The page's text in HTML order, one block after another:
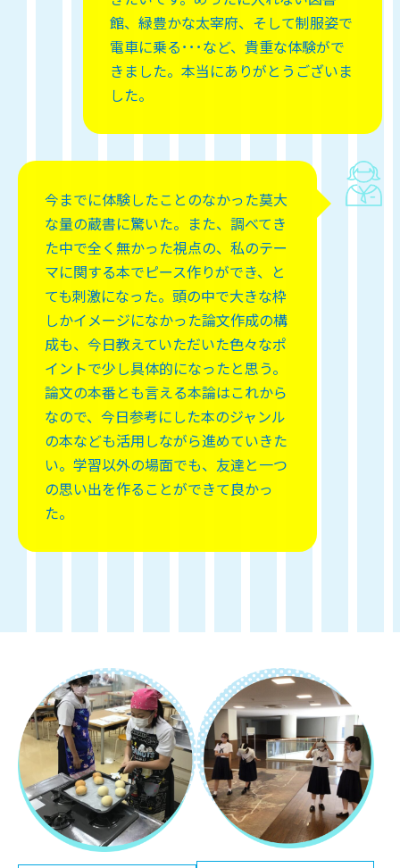
館、緑豊かな太宰府、そして制服姿で
電車に乗る･･･など、貴重な体験がで
きました。本当にありがとうございま
した。
今までに体験したことのなかった莫大
な量の蔵書に驚いた。また、調べてき
た中で全く無かった視点の、私のテー
マに関する本でピース作りができ、と
ても刺激になった。頭の中で大きな枠
しかイメージになかった論文作成の構
成も、今日教えていただいた色々なポ
イントで少し具体的になったと思う。
論文の本番とも言える本論はこれから
なので、今日参考にした本のジャンル
の本なども活用しながら進めていきた
い。学習以外の場面でも、友達と一つ
の思い出を作ることができて良かっ
た。